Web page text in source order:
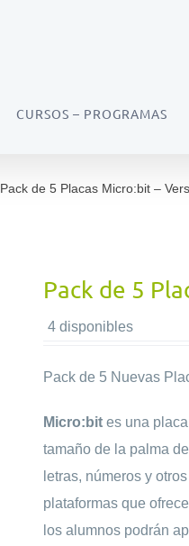
CURSOS – PROGRAMAS
Pack de 5 Placas Micro:bit –
Pack de 5
4 disponibles
Pack de 5 Nuevas
Micro:bit es una
tamaño de la palma
letras, números y
plataformas que
los alumnos podrán